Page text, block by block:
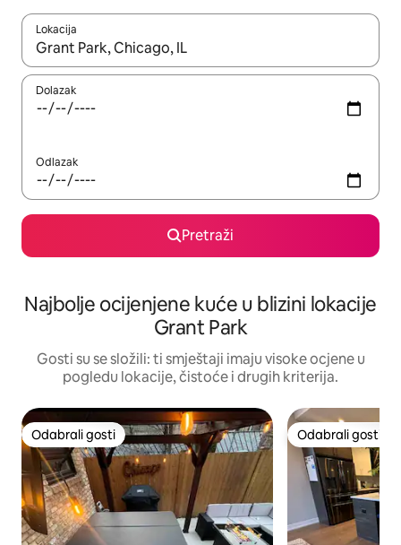
Lokacija
Kada budu dostupni rezultati, moći ćete ih pregledati
Dolazak
Odlazak
Pretraži
Najbolje ocijenjene kuće u blizini lokacije
Grant Park
Gosti su se složili: ti smještaji imaju visoke ocjene u
pogledu lokacije, čistoće i drugih kriterija.
Odabrali gosti
Odabrali gosti Odabrali gosti
Odabrali gosti